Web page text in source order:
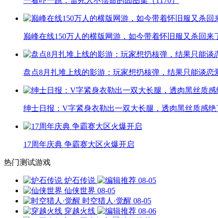
巅峰在线150万人的横版网游，如今带着怀旧服又杀回来
盘点8月扎堆上线的影游：玩家想扔核弹，结果只能谈恋
绅士日报：V字紧身衣勒出一双大长腿，透肉黑丝质感绝
17周年庆典 争霸赛大区火爆开启
热门测试游戏
炉石传说
08-05
仙侠世界 08-05
时空猎人·觉醒 08-05
穿越火线
08-06